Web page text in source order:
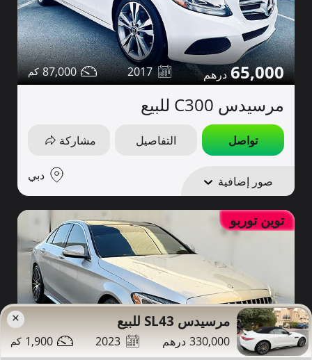
65,000
2017
87,000
مرسيدس C300 للبيع
تواصل التفاصيل مشاركة
صور إضافية دبي
توين توربو
× مرسيدس SL43 للبيع
330,000
2023
1,900